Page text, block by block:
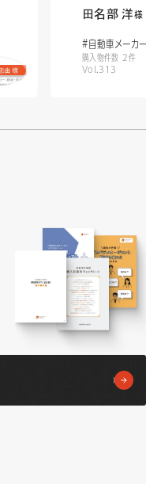
田名部 洋様
#自動車メーカ
購入物件数 2件
Vol.313